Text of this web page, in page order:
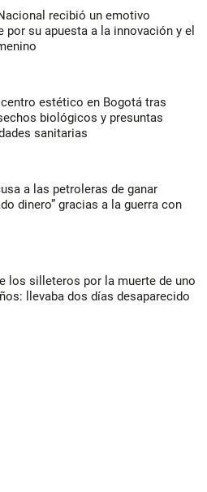
recibió un emotivo
por su apuesta a la innovación y el
estético en Bogotá tras
biológicos y presuntas
sanitarias
a las petroleras de ganar
dinero” gracias a la guerra con
los silleteros por la muerte de uno
llevaba dos días desaparecido